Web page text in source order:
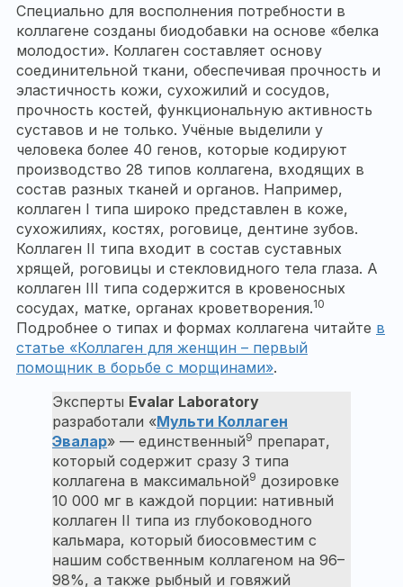
Специально для восполнения потребности в
коллагене созданы биодобавки на основе «белка
молодости». Коллаген составляет основу
соединительной ткани, обеспечивая прочность и
эластичность кожи, сухожилий и сосудов,
прочность костей, функциональную активность
суставов и не только. Учёные выделили у
человека более 40 генов, которые кодируют
производство 28 типов коллагена, входящих в
состав разных тканей и органов. Например,
коллаген I типа широко представлен в коже,
сухожилиях, костях, роговице, дентине зубов.
Коллаген II типа входит в состав суставных
хрящей, роговицы и стекловидного тела глаза. А
коллаген III типа содержится в кровеносных
сосудах, матке, органах кроветворения.10
Подробнее о типах и формах коллагена читайте в
статье «Коллаген для женщин – первый
помощник в борьбе с морщинами».
Эксперты Evalar Laboratory
разработали «Мульти Коллаген
Эвалар» — единственный9 препарат,
который содержит сразу 3 типа
коллагена в максимальной9 дозировке
10 000 мг в каждой порции: нативный
коллаген II типа из глубоководного
кальмара, который биосовместим с
нашим собственным коллагеном на 96–
98%, а также рыбный и говяжий